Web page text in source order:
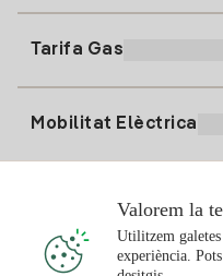
91 919 52 73
Alta Gas
Tarifa Gas
Mobilitat Elèctrica
Punts de Recàrrega
Valorem la
Utilitzem
experiència.